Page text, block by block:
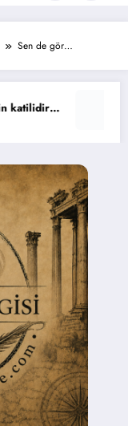
Sen de gör…
Günün Sözü :